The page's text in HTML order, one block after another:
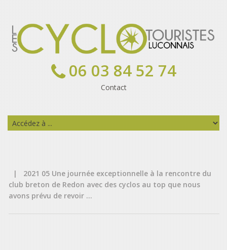
06 03 84 52 74
Contact
|
2021 05 Une journée exceptionnelle à la rencontre du
club breton de Redon avec des cyclos au top que nous
avons prévu de revoir …